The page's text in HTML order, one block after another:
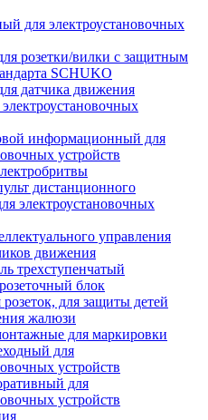
для электроустановочных
розетки/вилки с защитным
SCHUKO
датчика движения
информационный для
устройств
дистанционного
электроустановочных
управления
движения
трехступенчатый
блок
для защиты детей
жалюзи
для маркировки
для
устройств
для
устройств